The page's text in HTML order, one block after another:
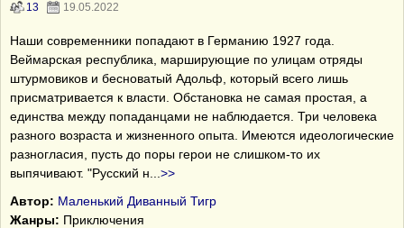
13 19.05.2022
Наши современники попадают в Германию 1927 года.
Веймарская республика, марширующие по улицам отряды
штурмовиков и бесноватый Адольф, который всего лишь
присматривается к власти. Обстановка не самая простая, а
единства между попаданцами не наблюдается. Три человека
разного возраста и жизненного опыта. Имеются идеологические
разногласия, пусть до поры герои не слишком-то их
выпячивают. "Русский н
>>
Автор: Маленький Диванный Тигр
Жанры: Приключения